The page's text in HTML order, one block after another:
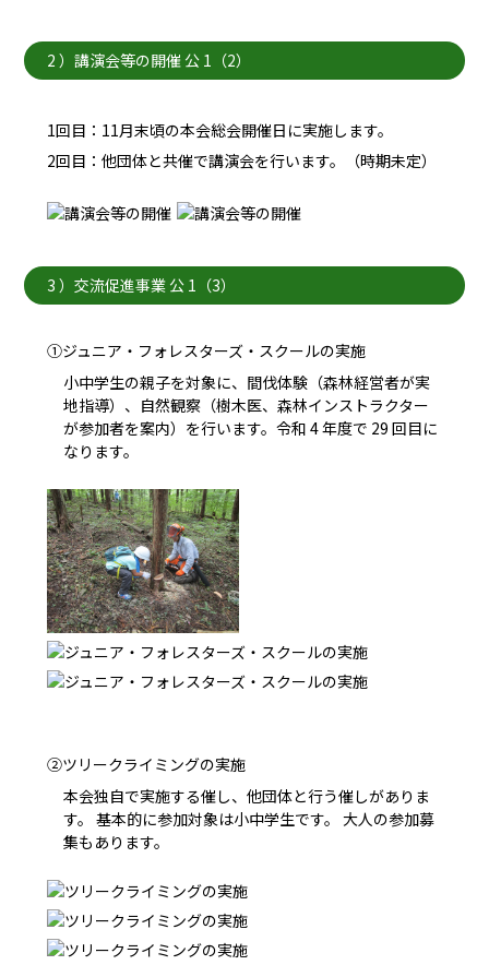
2 ）講演会等の開催 公 1（2）
1回目：11月末頃の本会総会開催日に実施します。
2回目：他団体と共催で講演会を行います。（時期未定）
3 ）交流促進事業 公 1（3）
①ジュニア・フォレスターズ・スクールの実施
小中学生の親子を対象に、間伐体験（森林経営者が実
地指導）、自然観察（樹木医、森林インストラクター
が参加者を案内）を行います。令和 4 年度で 29 回目に
なります。
②ツリークライミングの実施
本会独自で実施する催し、他団体と行う催しがありま
す。 基本的に参加対象は小中学生です。 大人の参加募
集もあります。